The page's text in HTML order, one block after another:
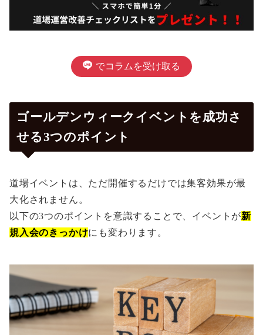
でコラムを受け取る
ゴールデンウィークイベントを成功さ
せる3つのポイント
道場イベントは、ただ開催するだけでは集客効果が最
大化されません。
以下の3つのポイントを意識することで、イベントが新
規入会のきっかけにも変わります。